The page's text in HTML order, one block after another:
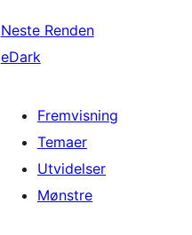
Neste Renden
eDark
Fremvisning
Temaer
Utvidelser
Mønstre